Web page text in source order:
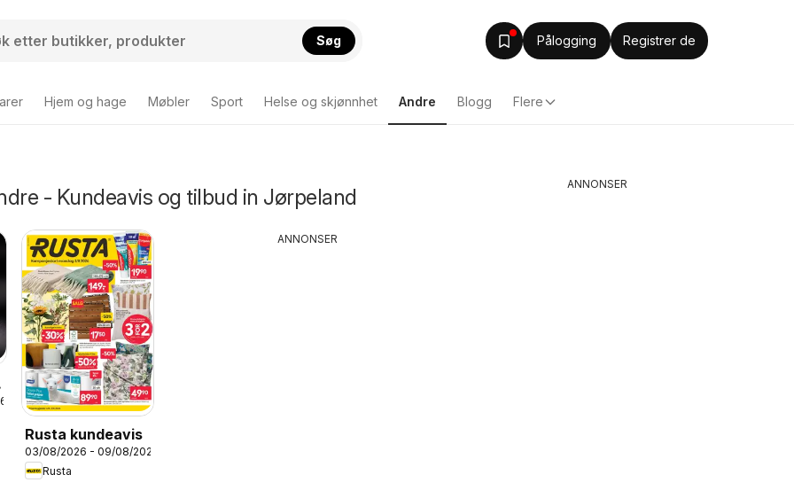
Søg Pålogging Registrer de
Hjem og hage Møbler Sport Helse og skjønnhet Andre Blogg Flere
- Kundeavis og tilbud in Jørpeland
Rusta kundeavis
03/08/2026 - 09/08/2026
Rusta
ANNONSER
ANNONSER